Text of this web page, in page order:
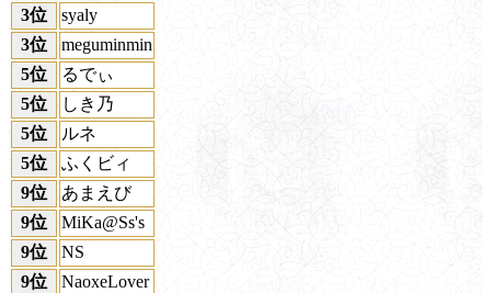
3位
syaly
3位
meguminmin
5位
るでぃ
5位
しき乃
5位
ルネ
5位
ふくビィ
9位
あまえび
9位
MiKa@Ss's
9位
NS
9位
NaoxeLover